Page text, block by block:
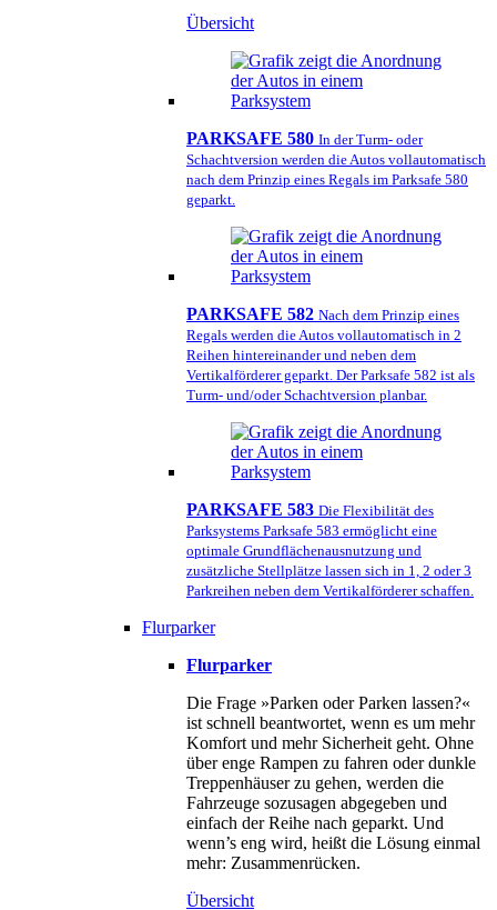
Übersicht
PARKSAFE 580 In der Turm- oder
Schachtversion werden die Autos vollautomatisch
nach dem Prinzip eines Regals im Parksafe 580
geparkt.
PARKSAFE 582 Nach dem Prinzip eines
Regals werden die Autos vollautomatisch in 2
Reihen hintereinander und neben dem
Vertikalförderer geparkt. Der Parksafe 582 ist als
Turm- und/oder Schachtversion planbar.
PARKSAFE 583 Die Flexibilität des
Parksystems Parksafe 583 ermöglicht eine
optimale Grundflächenausnutzung und
zusätzliche Stellplätze lassen sich in 1, 2 oder 3
Parkreihen neben dem Vertikalförderer schaffen.
Flurparker
Flurparker
Die Frage »Parken oder Parken lassen?«
ist schnell beantwortet, wenn es um mehr
Komfort und mehr Sicherheit geht. Ohne
über enge Rampen zu fahren oder dunkle
Treppenhäuser zu gehen, werden die
Fahrzeuge sozusagen abgegeben und
einfach der Reihe nach geparkt. Und
wenn’s eng wird, heißt die Lösung einmal
mehr: Zusammenrücken.
Übersicht